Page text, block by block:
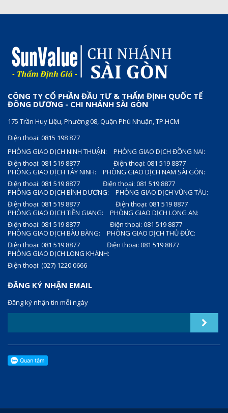
CÔNG TY CỔ PHẦN ĐẦU TƯ & THẨM ĐỊNH QUỐC TẾ
ĐÔNG DƯƠNG - CHI NHÁNH SÀI GÒN
175 Trần Huy Liệu, Phường 08, Quận Phú Nhuận, TP.HCM
Điện thoại: 0815 198 877
PHÒNG GIAO DỊCH NINH THUẬN:
Điện thoại: 081 519 8877
PHÒNG GIAO DỊCH ĐỒNG NAI:
Điện thoại: 081 519 8877
PHÒNG GIAO DỊCH TÂY NINH:
Điện thoại: 081 519 8877
PHÒNG GIAO DỊCH NAM SÀI GÒN:
Điện thoại: 081 519 8877
PHÒNG GIAO DỊCH BÌNH DƯƠNG:
Điện thoại: 081 519 8877
PHÒNG GIAO DỊCH VŨNG TÀU:
Điện thoại: 081 519 8877
PHÒNG GIAO DỊCH TIỀN GIANG:
Điện thoại: 081 519 8877
PHÒNG GIAO DỊCH LONG AN:
Điện thoại: 081 519 8877
PHÒNG GIAO DỊCH BÀU BÀNG:
Điện thoại: 081 519 8877
PHÒNG GIAO DỊCH THỦ ĐỨC:
Điện thoại: 081 519 8877
PHÒNG GIAO DỊCH LONG KHÁNH:
Điện thoại: (027) 1220 0666
ĐĂNG KÝ NHẬN EMAIL
Đăng ký nhận tin mỗi ngày